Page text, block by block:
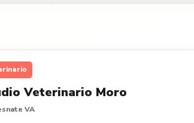
Veterinario Moro
VA